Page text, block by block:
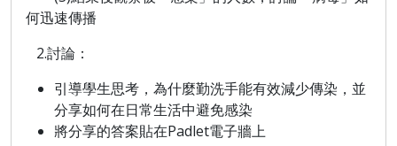
何迅速傳播
2.討論 ：
引導學生思考，為什麼勤洗手能有效減少傳染，並
分享如何在日常生活中避免感染
將分享的答案貼在Padlet電子牆上